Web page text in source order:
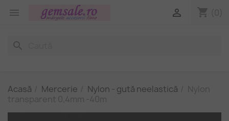
 shopping_cart (0)

search
Acasă Mercerie Nylon - gută neelastică
Nylon
transparent 0,4mm -40m